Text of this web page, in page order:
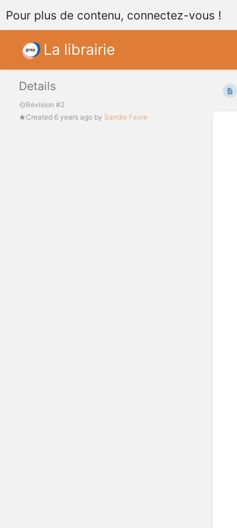
Pour plus de contenu, connectez-vous !
La librairie
Details
Revision #2
Created 6 years ago by Sandie Favre